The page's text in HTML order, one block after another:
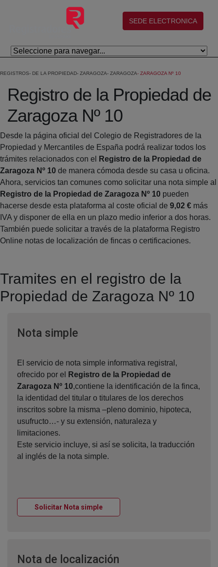
Saltar al contenido principal
(abre en nueva ventana)
SEDE ELECTRONICA
REGISTROS DE LA PROPIEDAD ZARAGOZA ZARAGOZA ZARAGOZA Nº 10
Registro de la Propiedad de
Zaragoza Nº 10
Desde la página oficial del Colegio de Registradores de la
Propiedad y Mercantiles de España podrá realizar todos los
trámites relacionados con el
Registro de la Propiedad de
Zaragoza Nº 10 de manera cómoda desde su casa u oficina.
Ahora, servicios tan comunes como solicitar una nota simple al
Registro de la Propiedad de Zaragoza Nº 10 pueden
hacerse desde esta plataforma al coste oficial de 9,02 € más
IVA y disponer de ella en un plazo medio inferior a dos horas.
También puede solicitar a través de la plataforma Registro
Online notas de localización de fincas o certificaciones.
Tramites en el registro de la
Propiedad de Zaragoza Nº 10
Nota simpleVentana nueva
El servicio de nota simple informativa registral,
ofrecido por el
Registro de la Propiedad de
Zaragoza Nº 10,contiene la identificación de la finca,
la identidad del titular o titulares de los derechos
inscritos sobre la misma –pleno dominio, hipoteca,
usufructo…- y su extensión, naturaleza y
limitaciones.
Este servicio incluye, si así se solicita, la traducción
al inglés de la nota simple.
Solicitar Nota simpleVentana nueva
Nota de localización